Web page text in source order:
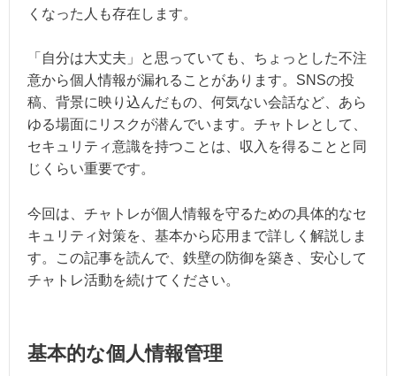
くなった人も存在します。
「自分は大丈夫」と思っていても、ちょっとした不注
意から個人情報が漏れることがあります。SNSの投
稿、背景に映り込んだもの、何気ない会話など、あら
ゆる場面にリスクが潜んでいます。チャトレとして、
セキュリティ意識を持つことは、収入を得ることと同
じくらい重要です。
今回は、チャトレが個人情報を守るための具体的なセ
キュリティ対策を、基本から応用まで詳しく解説しま
す。この記事を読んで、鉄壁の防御を築き、安心して
チャトレ活動を続けてください。
基本的な個人情報管理